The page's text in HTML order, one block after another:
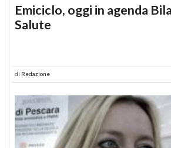
Emiciclo, oggi in agenda
Salute
di Redazione